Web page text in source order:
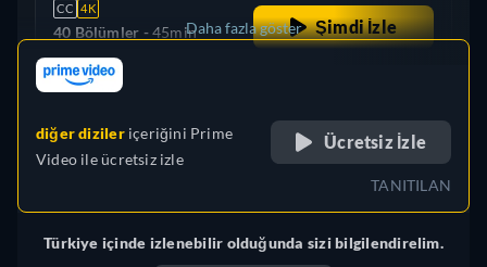
CC 4K
40 Bölümler -45min Şimdi İzle
Brezilya
Daha fazla göster
diğer dizileriçeriğini Prime
Video ile ücretsiz izle
Ücretsiz İzle
TANITILAN
Türkiye içinde izlenebilir olduğunda sizi bilgilendirelim.